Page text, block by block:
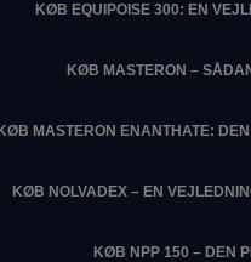
KØB EQUIPOISE 300: EN
KØB MASTERON –
MASTERON ENANTHATE:
KØB NOLVADEX – EN
KØB NPP 150 – DEN